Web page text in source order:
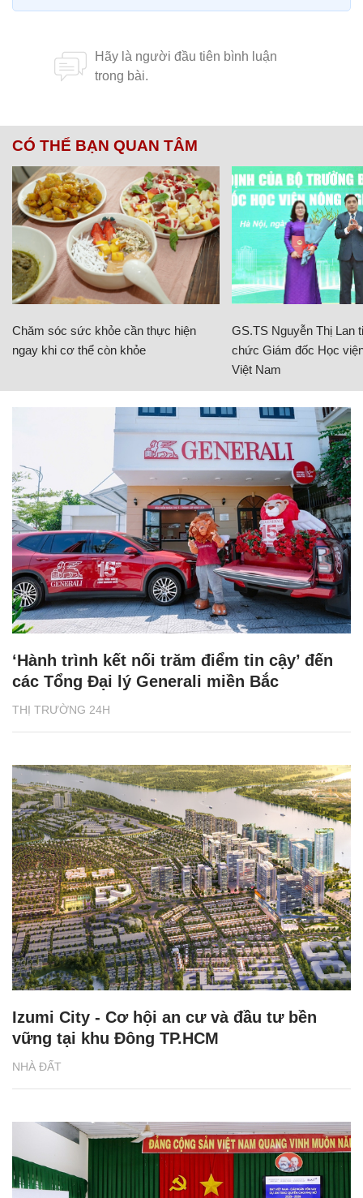
CÓ THỂ BẠN QUAN TÂM
Chăm sóc sức khỏe cần thực hiện
ngay khi cơ thể còn khỏe
GS.TS Nguyễn Thị Lan
chức Giám đốc Học
Việt Nam
THỊ TRƯỜNG 24H
‘Hành trình kết nối trăm điểm tin cậy’ đến
các Tổng Đại lý Generali miền Bắc
NHÀ ĐẤT
Izumi City - Cơ hội an cư và đầu tư bền
vững tại khu Đông TP.HCM